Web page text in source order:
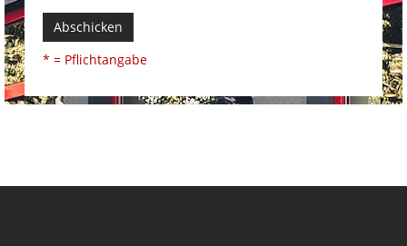
Abschicken
* = Pflichtangabe